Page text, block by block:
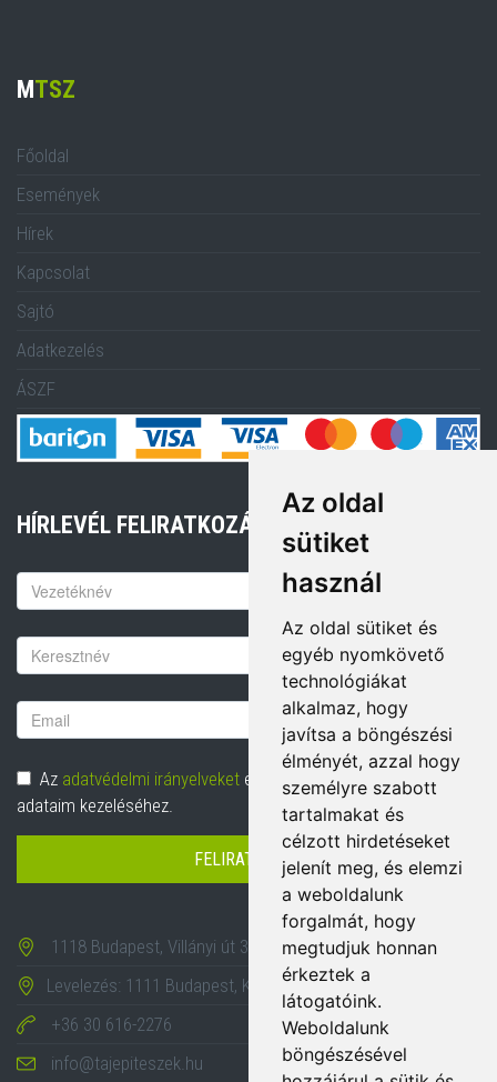
Az oldal
sütiket
használ
Az oldal sütiket és
egyéb nyomkövető
technológiákat
alkalmaz, hogy
javítsa a böngészési
élményét, azzal hogy
személyre szabott
tartalmakat és
célzott hirdetéseket
jelenít meg, és elemzi
a weboldalunk
forgalmát, hogy
megtudjuk honnan
érkeztek a
látogatóink.
Weboldalunk
böngészésével
M TSZ
Főoldal
Események
Hírek
Kapcsolat
Sajtó
Adatkezelés
ÁSZF
HÍRLEVÉL FELIRATKOZÁS
Keresztnév
Vezetéknév
Email
cím
Adatvédelem
Az adatvédelmi irányelveket elolvastam és hozzájárulok
adataim kezeléséhez.
FELIRATKOZÁS
1118 Budapest, Villányi út 35-43.
Levelezés: 1111 Budapest, Karinthy Frigyes út 24.
+36 30 616-2276
info@tajepiteszek.hu